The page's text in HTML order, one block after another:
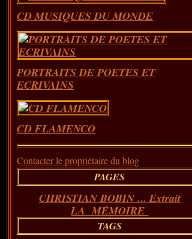
CD MUSIQUES DU MONDE
PORTRAITS DE POETES ET
ECRIVAINS
CD FLAMENCO
Contacter le propriétaire du blog
PAGES
CHRISTIAN BOBIN ... Extrait
LA MÉMOIRE
TAGS